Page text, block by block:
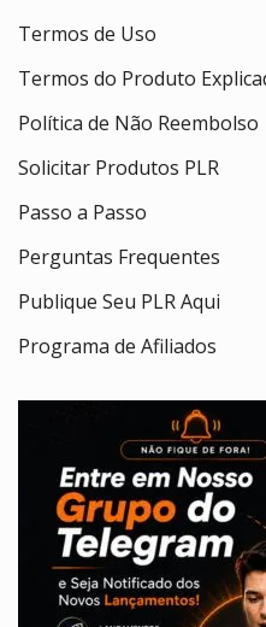
Termos de Uso
Termos do Produto
Política de Não Reembolso
Solicitar Produtos PLR
Passo a Passo
Perguntas Frequentes
Publique Seu PLR Aqui
Programa de Afiliados